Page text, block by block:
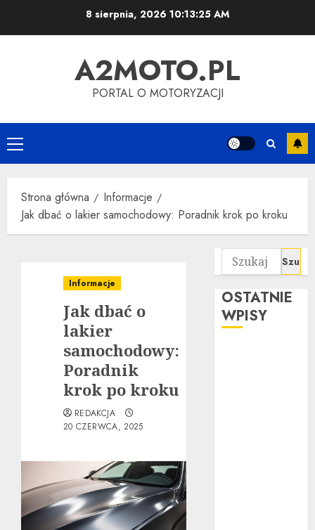
8 sierpnia, 2026 10:13:26 AM
A2MOTO.PL
PORTAL O MOTORYZACJI
Menu
główne
Strona główna
Informacje
Jak dbać o lakier samochodowy: Poradnik krok po kroku
Informacje
Jak dbać o
lakier
samochodowy:
Poradnik
krok po kroku
REDAKCJA
20 CZERWCA, 2025
Szukaj:
OSTATNIE
WPISY